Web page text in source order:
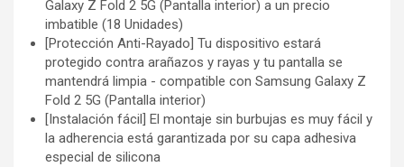
Galaxy Z Fold 2 5G (Pantalla interior) a un precio
imbatible (18 Unidades)
[Protección Anti-Rayado] Tu dispositivo estará
protegido contra arañazos y rayas y tu pantalla se
mantendrá limpia - compatible con Samsung Galaxy Z
Fold 2 5G (Pantalla interior)
[Instalación fácil] El montaje sin burbujas es muy fácil y
la adherencia está garantizada por su capa adhesiva
especial de silicona